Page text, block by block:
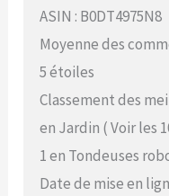
ASIN : B0DT4975N8
Moyenne des
5 étoiles
Classement des
en Jardin ( Voir les
1 en Tondeuses
Date de mise en